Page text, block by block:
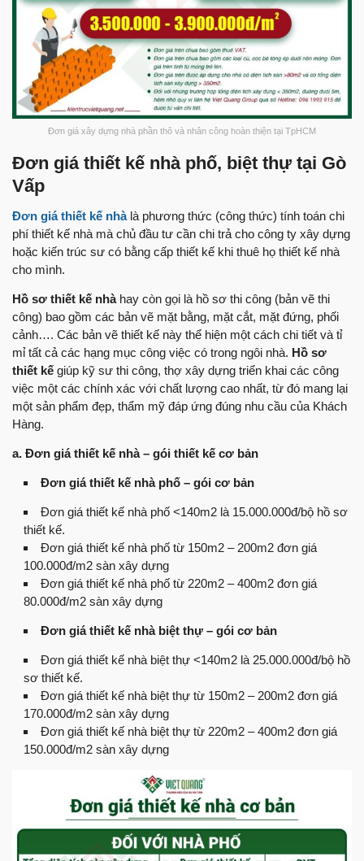
Đơn giá xây dựng nhà phần thô và nhân công hoàn thiện tại TpHCM
Đơn giá thiết kế nhà phố, biệt thự tại Gò
Vấp
Đơn giá thiết kế nhàlà phương thức (công thức) tính toán chi
phí thiết kế nhà mà chủ đầu tư cần chi trả cho công ty xây dựng
hoặc kiến trúc sư có bằng cấp thiết kế khi thuê họ thiết kế nhà
cho mình.
Hồ sơ thiết kế nhàhay còn gọi là hồ sơ thi công (bản vẽ thi
công) bao gồm các bản vẽ mặt bằng, mặt cắt, mặt đứng, phối
cảnh…. Các bản vẽ thiết kế này thể hiện một cách chi tiết và tỉ
mỉ tất cả các hạng mục công việc có trong ngôi nhà. Hồ sơ
thiết kế giúp kỹ sư thi công, thợ xây dựng triển khai các công
việc một các chính xác với chất lượng cao nhất, từ đó mang lại
một sản phẩm đẹp, thẩm mỹ đáp ứng đúng nhu cầu của Khách
Hàng.
a. Đơn giá thiết kế nhà – gói thiết kế cơ bản
Đơn giá thiết kế nhà phố – gói cơ bản
Đơn giá thiết kế nhà phố <140m2 là 15.000.000đ/bộ hồ sơ
thiết kế.
Đơn giá thiết kế nhà phố từ 150m2 – 200m2 đơn giá
100.000đ/m2 sàn xây dựng
Đơn giá thiết kế nhà phố từ 220m2 – 400m2 đơn giá
80.000đ/m2 sàn xây dựng
Đơn giá thiết kế nhà biệt thự – gói cơ bản
Đơn giá thiết kế nhà biệt thự <140m2 là 25.000.000đ/bộ hồ
sơ thiết kế.
Đơn giá thiết kế nhà biệt thự từ 150m2 – 200m2 đơn giá
170.000đ/m2 sàn xây dựng
Đơn giá thiết kế nhà biệt thự từ 220m2 – 400m2 đơn giá
150.000đ/m2 sàn xây dựng